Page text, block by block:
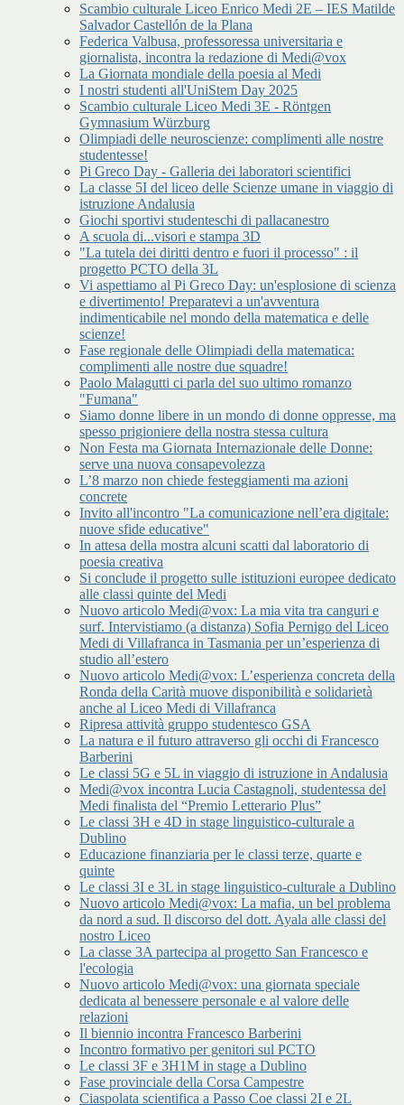
Scambio culturale Liceo Enrico Medi 2E – IES Matilde
Salvador Castellón de la Plana
Federica Valbusa, professoressa universitaria e
giornalista, incontra la redazione di Medi@vox
La Giornata mondiale della poesia al Medi
I nostri studenti all'UniStem Day 2025
Scambio culturale Liceo Medi 3E - Röntgen
Gymnasium Würzburg
Olimpiadi delle neuroscienze: complimenti alle nostre
studentesse!
Pi Greco Day - Galleria dei laboratori scientifici
La classe 5I del liceo delle Scienze umane in viaggio di
istruzione Andalusia
Giochi sportivi studenteschi di pallacanestro
A scuola di...visori e stampa 3D
"La tutela dei diritti dentro e fuori il processo" : il
progetto PCTO della 3L
Vi aspettiamo al Pi Greco Day: un'esplosione di scienza
e divertimento! Preparatevi a un'avventura
indimenticabile nel mondo della matematica e delle
scienze!
Fase regionale delle Olimpiadi della matematica:
complimenti alle nostre due squadre!
Paolo Malagutti ci parla del suo ultimo romanzo
"Fumana"
Siamo donne libere in un mondo di donne oppresse, ma
spesso prigioniere della nostra stessa cultura
Non Festa ma Giornata Internazionale delle Donne:
serve una nuova consapevolezza
L’8 marzo non chiede festeggiamenti ma azioni
concrete
Invito all'incontro "La comunicazione nell’era digitale:
nuove sfide educative"
In attesa della mostra alcuni scatti dal laboratorio di
poesia creativa
Si conclude il progetto sulle istituzioni europee dedicato
alle classi quinte del Medi
Nuovo articolo Medi@vox: La mia vita tra canguri e
surf. Intervistiamo (a distanza) Sofia Pernigo del Liceo
Medi di Villafranca in Tasmania per un’esperienza di
studio all’estero
Nuovo articolo Medi@vox: L’esperienza concreta della
Ronda della Carità muove disponibilità e solidarietà
anche al Liceo Medi di Villafranca
Ripresa attività gruppo studentesco GSA
La natura e il futuro attraverso gli occhi di Francesco
Barberini
Le classi 5G e 5L in viaggio di istruzione in Andalusia
Medi@vox incontra Lucia Castagnoli, studentessa del
Medi finalista del “Premio Letterario Plus”
Le classi 3H e 4D in stage linguistico-culturale a
Dublino
Educazione finanziaria per le classi terze, quarte e
quinte
Le classi 3I e 3L in stage linguistico-culturale a Dublino
Nuovo articolo Medi@vox: La mafia, un bel problema
da nord a sud. Il discorso del dott. Ayala alle classi del
nostro Liceo
La classe 3A partecipa al progetto San Francesco e
l'ecologia
Nuovo articolo Medi@vox: una giornata speciale
dedicata al benessere personale e al valore delle
relazioni
Il biennio incontra Francesco Barberini
Incontro formativo per genitori sul PCTO
Le classi 3F e 3H1M in stage a Dublino
Fase provinciale della Corsa Campestre
Ciaspolata scientifica a Passo Coe classi 2I e 2L